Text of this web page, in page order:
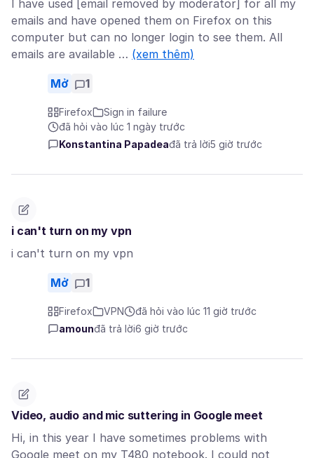
I have used [email removed by moderator] for all my
emails and have opened them on Firefox on this
computer but can no longer login to see them. All
emails are available … (xem thêm)
Mở 1
Firefox
Sign in failure
đã hỏi vào lúc 1 ngày trước
Konstantina Papadeađã trả lời5 giờ trước
i can't turn on my vpn
i can't turn on my vpn
Mở 1
Firefox VPN
đã hỏi vào lúc 11 giờ trước
amounđã trả lời6 giờ trước
Video, audio and mic suttering in Google meet
Hi, in this year I have sometimes problems with
Google meet on my T480 notebook. I could not